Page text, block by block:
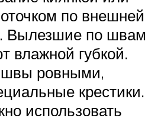
по внешней
Вылезшие по швам
влажной губкой.
швы ровными,
крестики.
использовать